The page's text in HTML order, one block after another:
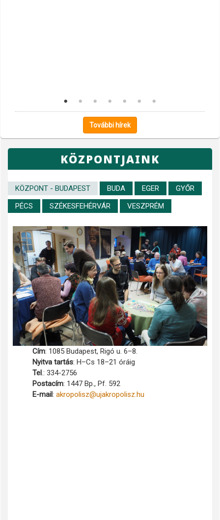
További hírek
KÖZPONTJAINK
KÖZPONT - BUDAPEST BUDA EGER
GYŐR
PÉCS
SZÉKESFEHÉRVÁR VESZPRÉM
Cím: 1085 Budapest, Rigó u. 6–8.
Nyitva tartás: H–Cs 18–21 óráig
Tel.: 334-2756
Postacím: 1447 Bp., Pf. 592
E-mail: akropolisz@ujakropolisz.hu